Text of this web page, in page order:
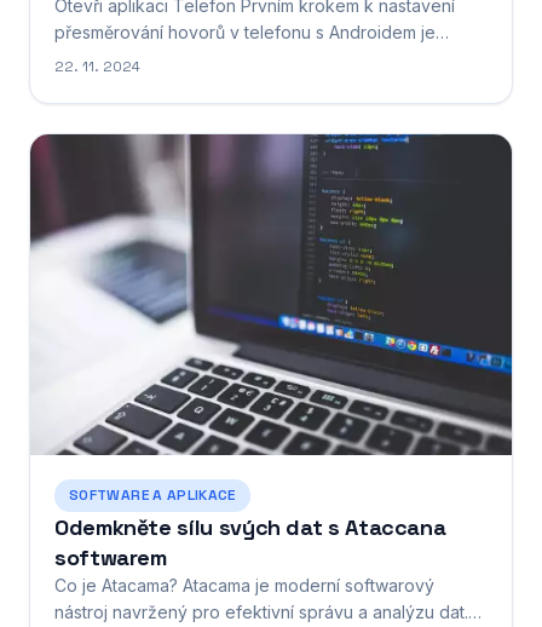
Otevři aplikaci Telefon Prvním krokem k nastavení
přesměrování hovorů v telefonu s Androidem je
otevření aplikace Telefon. Tuto aplikaci obvykle
používá k uskutečňování a přijímání hovorů. Po
otevření aplikace Telefonu...
22. 11. 2024
SOFTWARE A APLIKACE
Odemkněte sílu svých dat s Ataccana
softwarem
Co je Atacama? Atacama je moderní softwarový
nástroj navržený pro efektivní správu a analýzu dat.